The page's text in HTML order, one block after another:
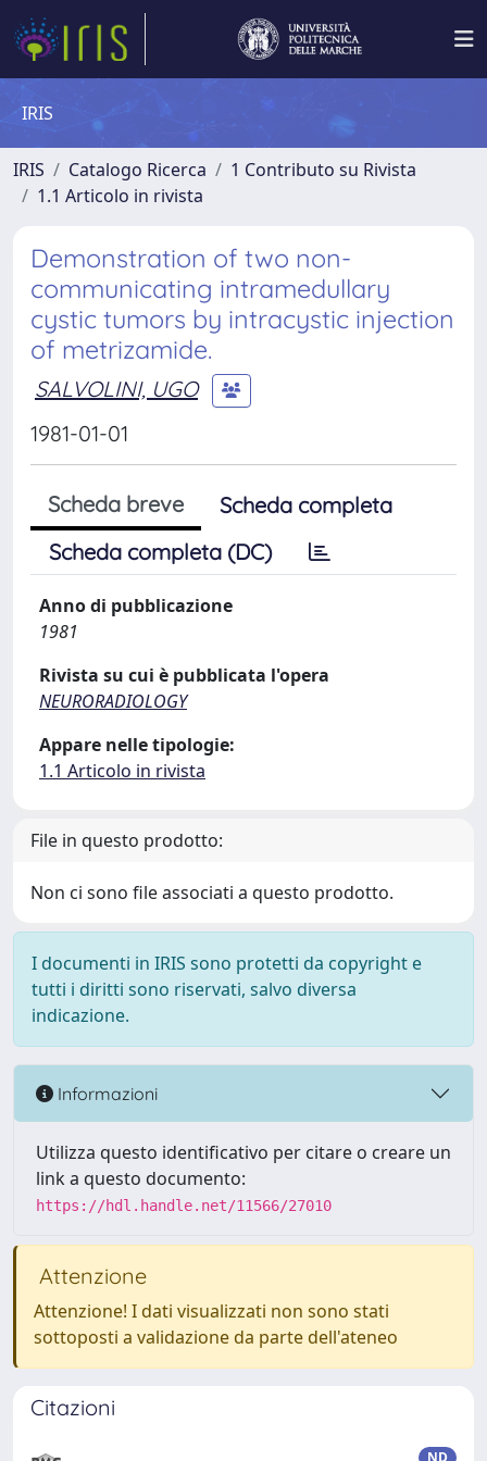
IRIS
IRIS Catalogo Ricerca
1 Contributo su Rivista
1.1 Articolo in rivista
Demonstration of two non-
communicating intramedullary
cystic tumors by intracystic injection
of metrizamide.
SALVOLINI, UGO
1981-01-01
Scheda breve
Scheda completa
Scheda completa (DC)
Anno di pubblicazione
1981
Rivista su cui è pubblicata l'opera
NEURORADIOLOGY
Appare nelle tipologie:
1.1 Articolo in rivista
File in questo prodotto:
Non ci sono file associati a questo prodotto.
I documenti in IRIS sono protetti da copyright e
tutti i diritti sono riservati, salvo diversa
indicazione.
Informazioni
Utilizza questo identificativo per citare o creare un
link a questo documento:
https://hdl.handle.net/11566/27010
Attenzione
Attenzione! I dati visualizzati non sono stati
sottoposti a validazione da parte dell'ateneo
Citazioni